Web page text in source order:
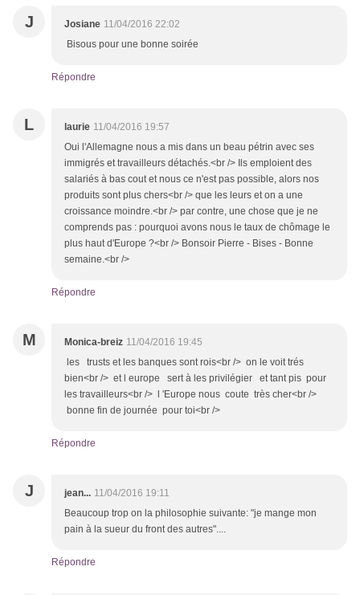
J Josiane 11/04/2016 22:02
Bisous pour une bonne soirée
Répondre
L laurie 11/04/2016 19:57
Oui l'Allemagne nous a mis dans un beau pétrin avec ses
immigrés et travailleurs détachés.<br /> Ils emploient des
salariés à bas cout et nous ce n'est pas possible, alors nos
produits sont plus chers<br /> que les leurs et on a une
croissance moindre.<br /> par contre, une chose que je ne
comprends pas : pourquoi avons nous le taux de chômage le
plus haut d'Europe ?<br /> Bonsoir Pierre - Bises - Bonne
semaine.<br />
Répondre
M Monica-breiz 11/04/2016 19:45
les trusts et les banques sont rois<br /> on le voit trés
bien<br /> et l europe sert à les privilégier et tant pis pour
les travailleurs<br /> l 'Europe nous coute très cher<br />
bonne fin de journée pour toi<br />
Répondre
J jean... 11/04/2016 19:11
Beaucoup trop on la philosophie suivante: "je mange mon
pain à la sueur du front des autres"....
Répondre